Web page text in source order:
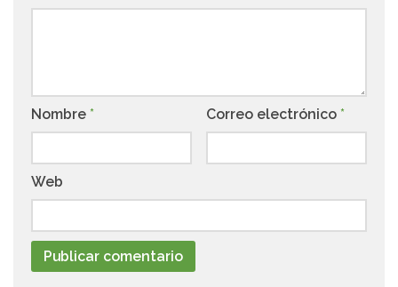
Nombre * Correo electrónico *
Web